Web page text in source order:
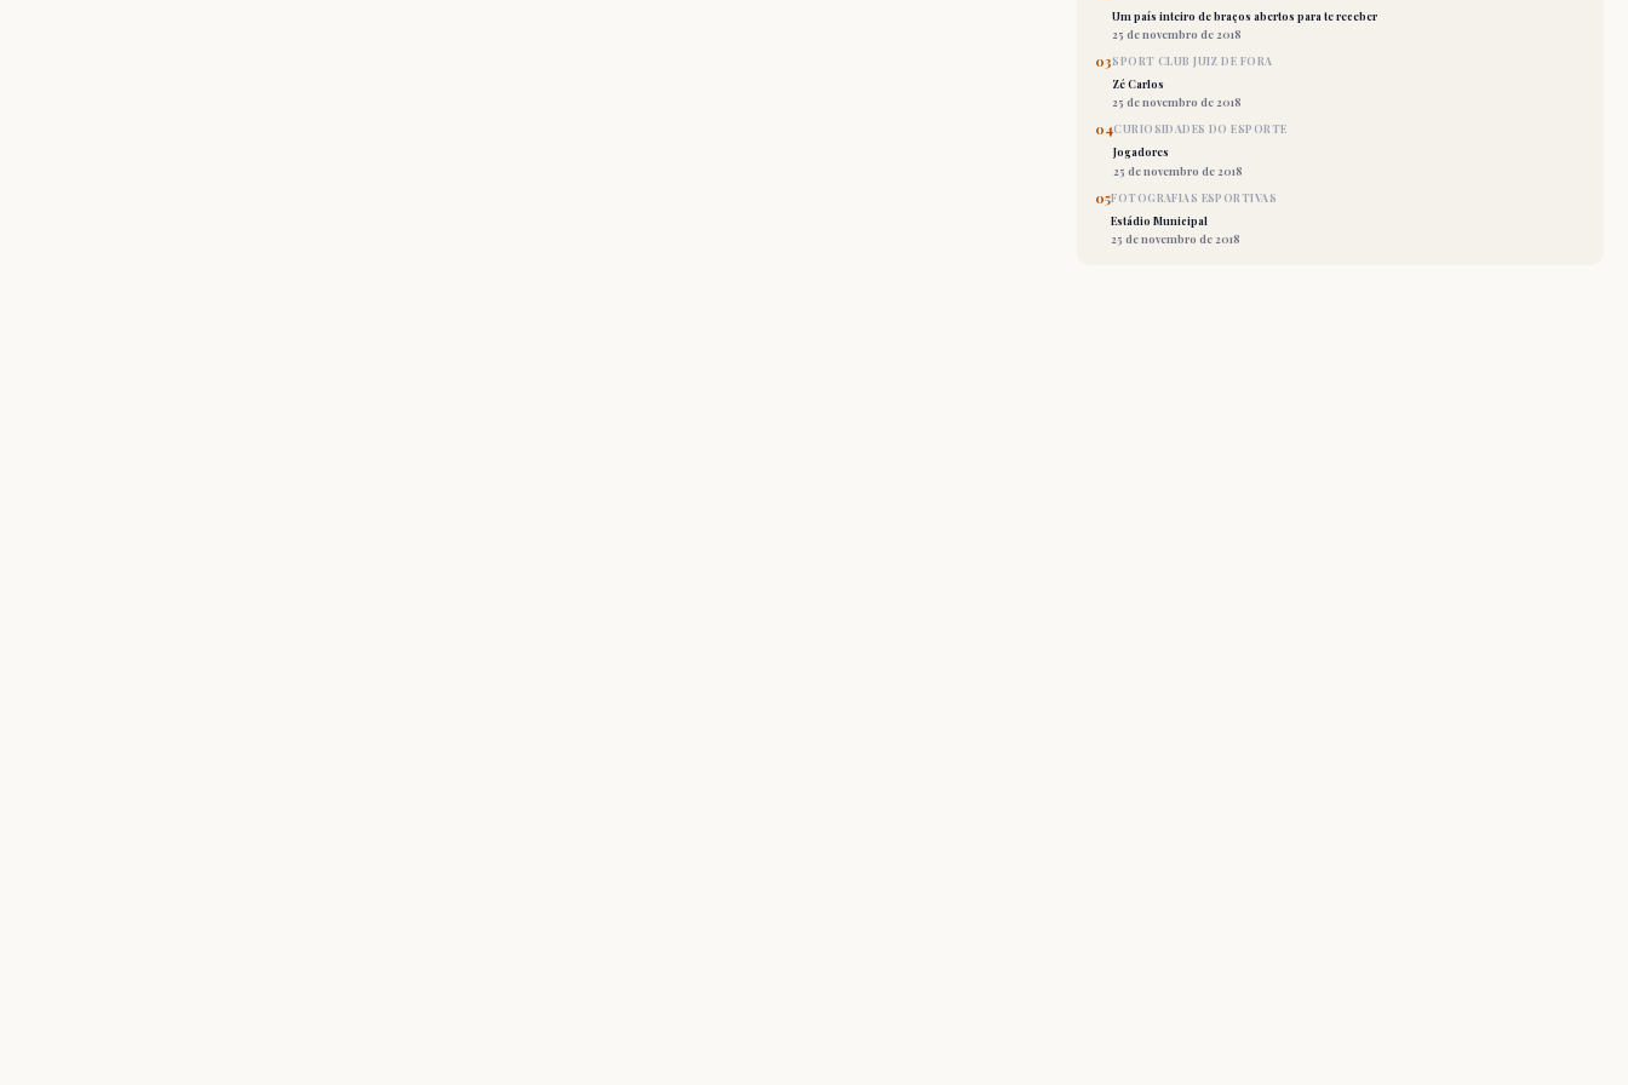
Um país inteiro de braços abertos para te receber
25 de novembro de 2018
03SPORT CLUB JUIZ DE FORA
Zé Carlos
25 de novembro de 2018
04CURIOSIDADES DO ESPORTE
Jogadores
25 de novembro de 2018
05FOTOGRAFIAS ESPORTIVAS
Estádio Municipal
25 de novembro de 2018